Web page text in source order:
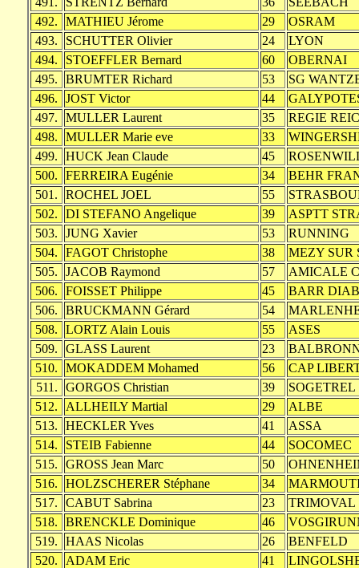
492.
MATHIEU Jérome 29
OSRAM
493.
SCHUTTER Olivier 24
LYON
494.
STOEFFLER Bernard 60
OBERNAI
495.
BRUMTER Richard 53
SG
496.
JOST Victor 44
497.
MULLER Laurent 35
REGIE
498.
MULLER Marie eve 33
499.
HUCK Jean Claude 45
500.
FERREIRA Eugénie 34
BEHR
501.
ROCHEL JOEL 55
502.
DI STEFANO Angelique 39
ASPTT
503.
JUNG Xavier 53
RUNNING
504.
FAGOT Christophe 38
MEZY SUR
505.
JACOB Raymond 57
AMICALE
506.
FOISSET Philippe 45
BARR
506.
BRUCKMANN Gérard 54
508.
LORTZ Alain Louis 55
ASES
509.
GLASS Laurent 23
510.
MOKADDEM Mohamed 56
CAP
511.
GORGOS Christian 39
SOGETREL
512.
ALLHEILY Martial 29
ALBE
513.
HECKLER Yves 41
ASSA
514.
STEIB Fabienne 44
SOCOMEC
515.
GROSS Jean Marc 50
516.
HOLZSCHERER Stéphane 34
517.
CABUT Sabrina 23
TRIMOVAL
518.
BRENCKLE Dominique 46
519.
HAAS Nicolas 26
BENFELD
520.
ADAM Eric 41